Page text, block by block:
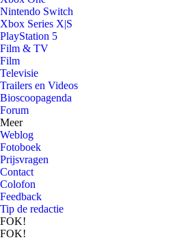
Nintendo Switch
Xbox Series X|S
PlayStation 5
Film & TV
Film
Televisie
Trailers en Videos
Bioscoopagenda
Forum
Meer
Weblog
Fotoboek
Prijsvragen
Contact
Colofon
Feedback
Tip de redactie
FOK!
FOK!